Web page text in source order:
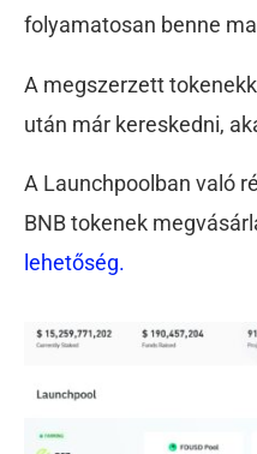
folyamatosan benne
A megszerzett
után már kereskedni,
A Launchpoolban való
BNB tokenek
lehetőség.